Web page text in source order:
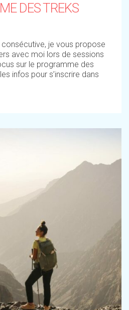
DES TREKS
je vous propose
avec moi lors de sessions
sur le programme des
infos pour s’inscrire dans